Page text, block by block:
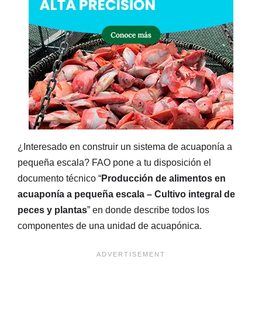
¿Interesado en construir un sistema de acuaponía a
pequeña escala? FAO pone a tu disposición el
documento técnico “Producción de alimentos en
acuaponía a pequeña escala – Cultivo integral de
peces y plantas” en donde describe todos los
componentes de una unidad de acuapónica.